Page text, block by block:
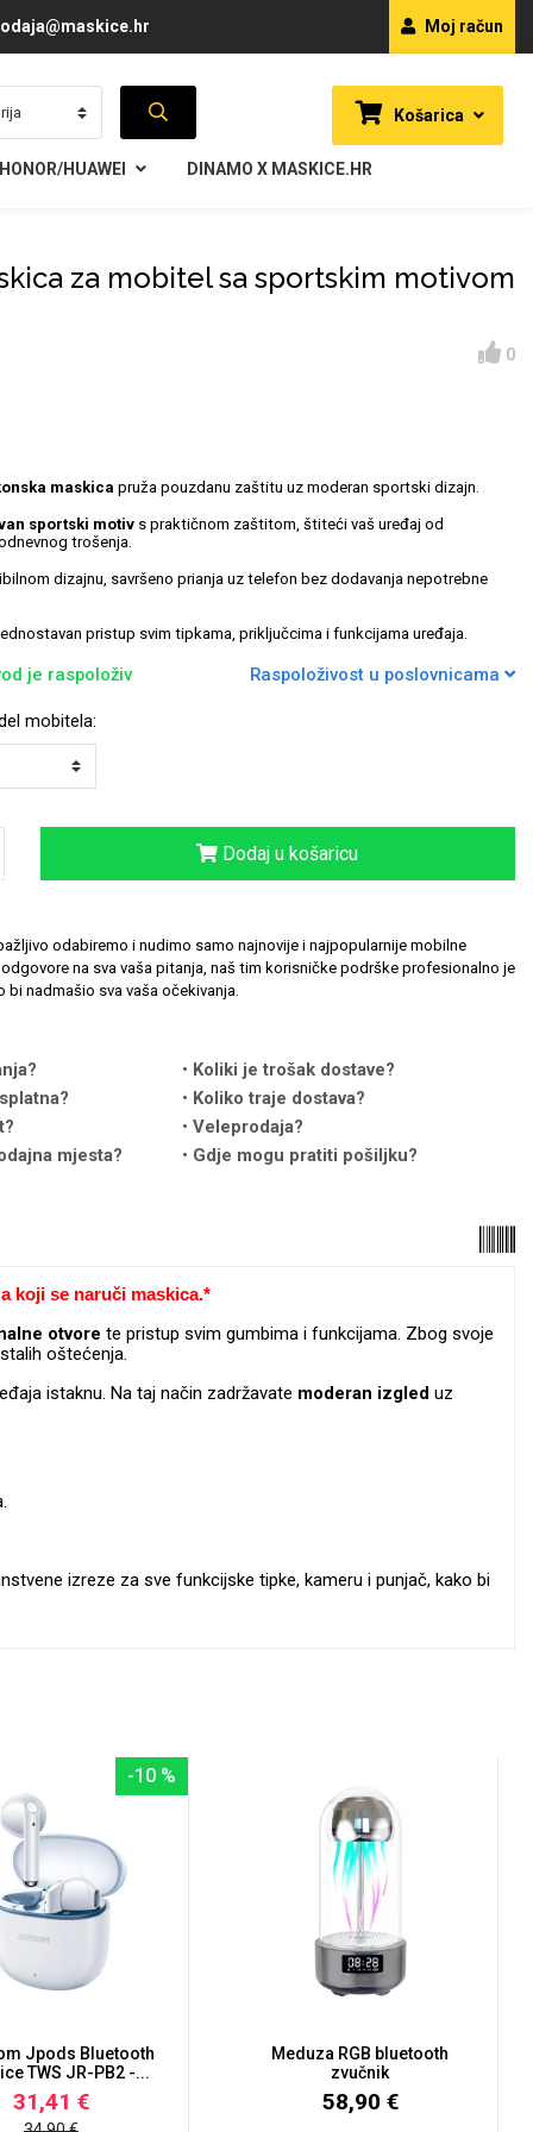
Moj račun
Košarica
HUAWEI DINAMO X MASKICE.HR
za mobitel sa sportskim motivom
0
maskica pruža pouzdanu zaštitu uz moderan sportski dizajn.
sportski motivs praktičnom zaštitom, štiteći vaš uređaj od
trošenja.
dizajnu, savršeno prianja uz telefon bez dodavanja nepotrebne
pristup svim tipkama, priključcima i funkcijama uređaja.
je raspoloživ Raspoloživost u poslovnicama
mobitela:
Dodaj u košaricu
odabiremo i nudimo samo najnovije i najpopularnije mobilne
na sva vaša pitanja, naš tim korisničke podrške profesionalno je
nadmašio sva vaša očekivanja.
Koliki je trošak dostave?
Koliko traje dostava?
Veleprodaja?
mjesta?
Gdje mogu pratiti pošiljku?
koji se naruči maskica.*
otvore te pristup svim gumbima i funkcijama. Zbog svoje
oštećenja.
istaknu. Na taj način zadržavate moderan izgled uz
izreze za sve funkcijske tipke, kameru i punjač, kako bi
-10 %
Jpods Bluetooth
TWS JR-PB2 -...
31,41 €
Meduza RGB bluetooth
zvučnik
58,90 €